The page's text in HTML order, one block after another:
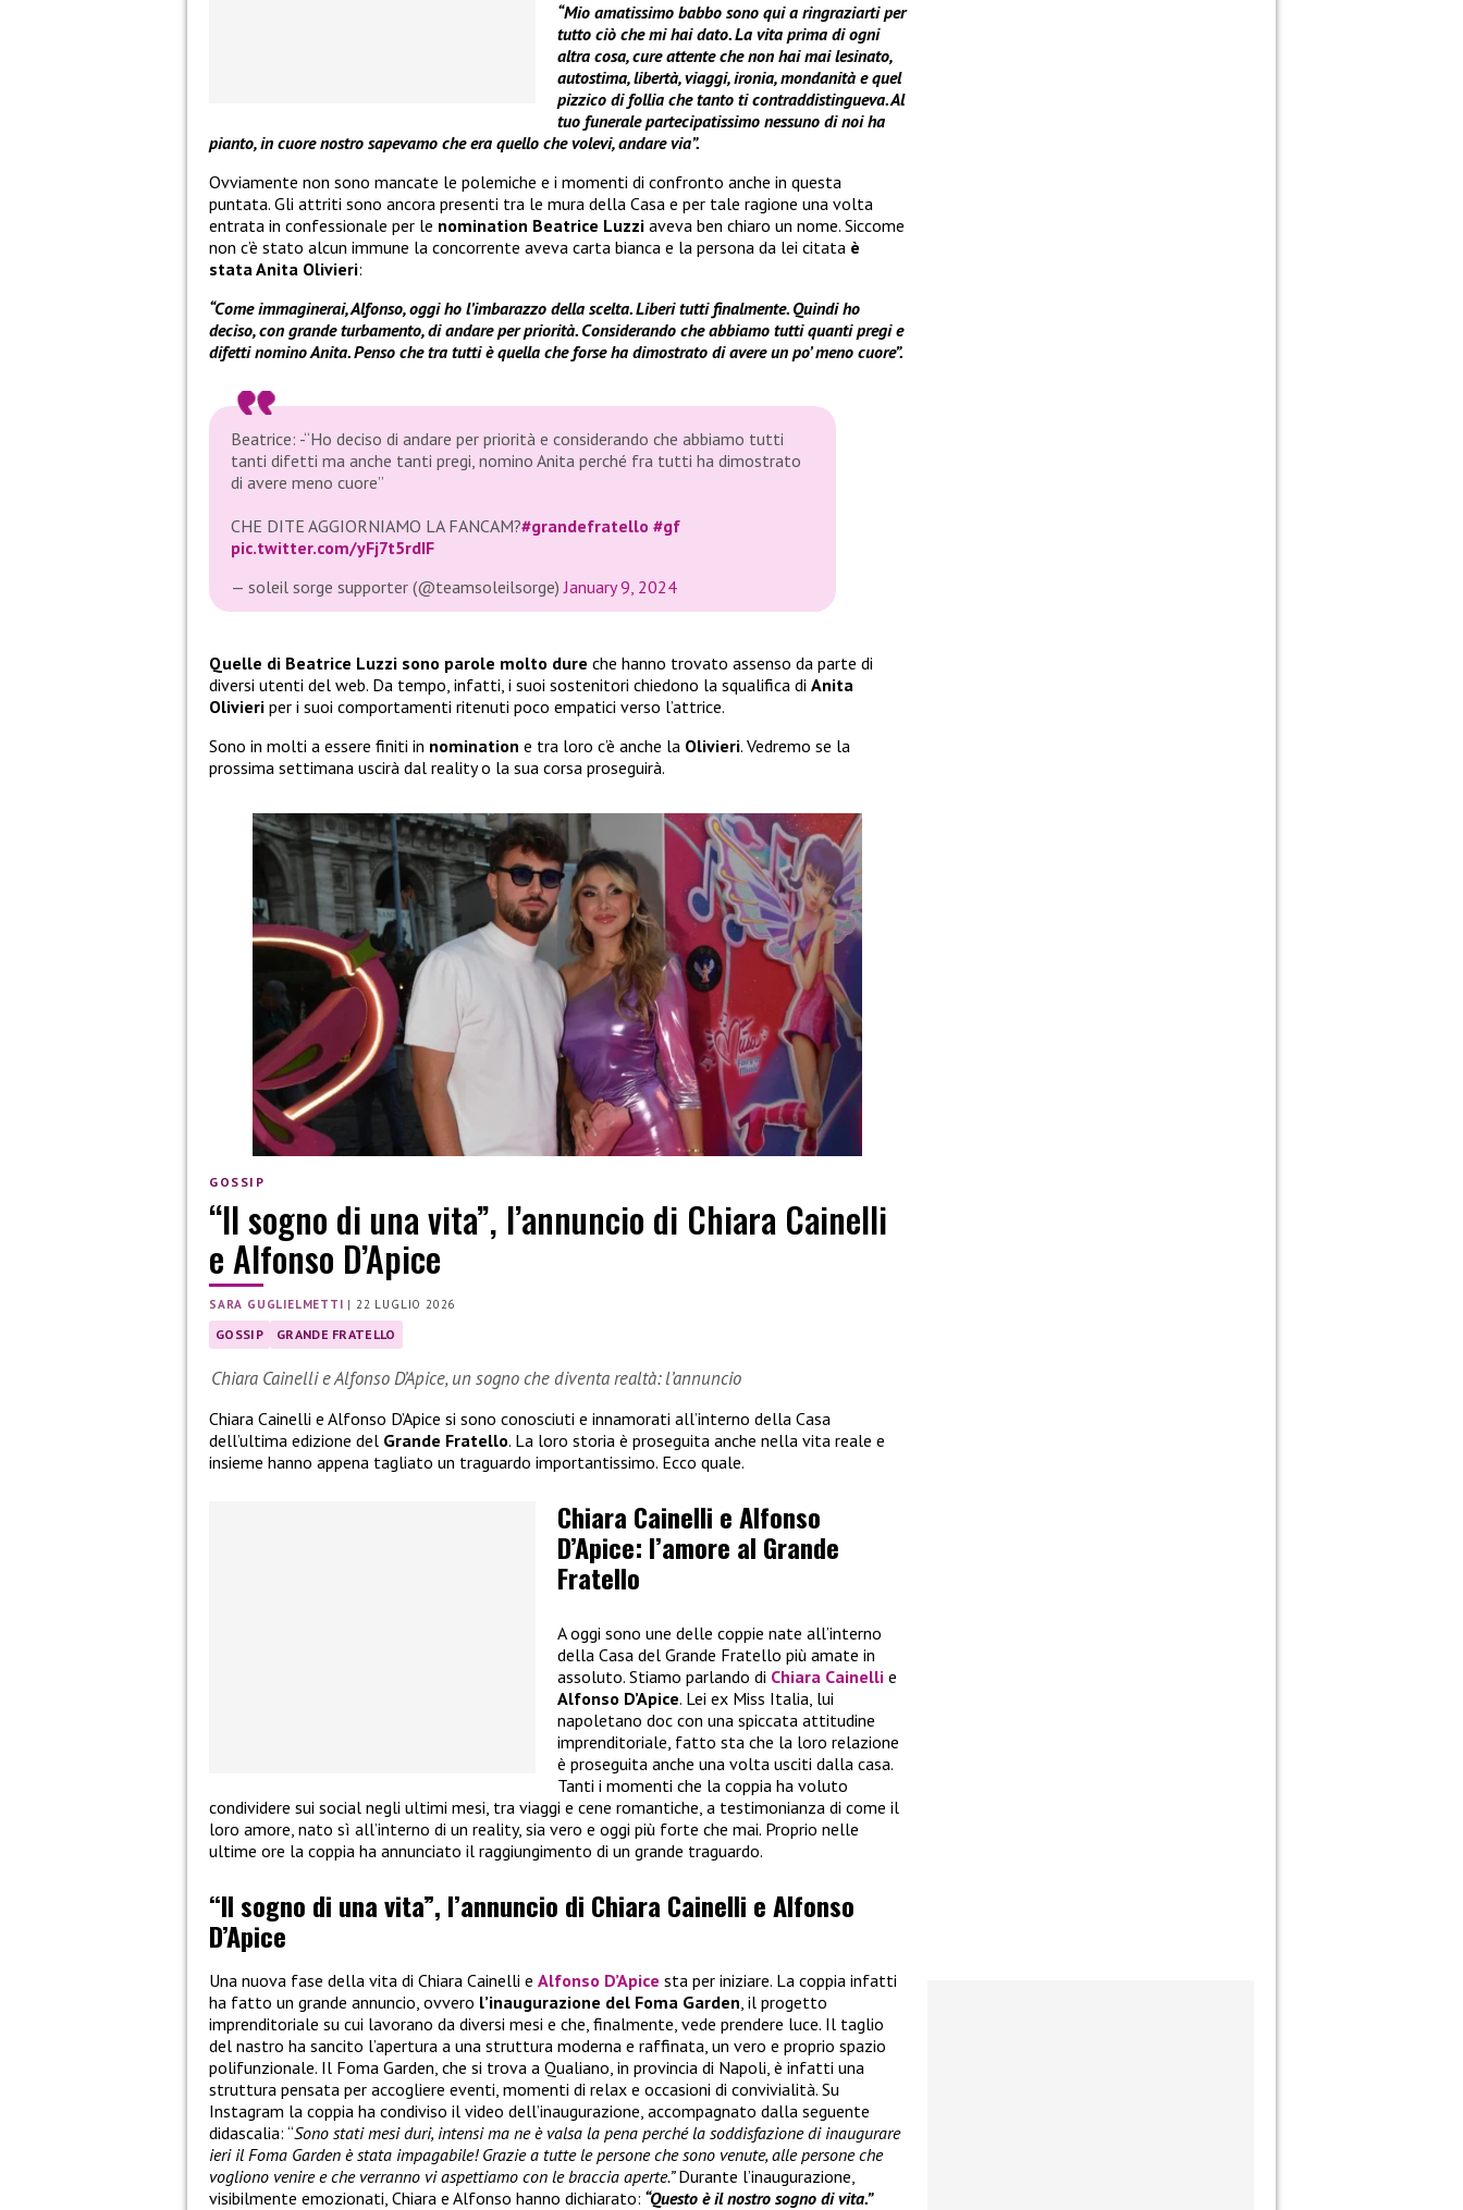
“Mio amatissimo babbo sono qui a ringraziarti per
tutto ciò che mi hai dato. La vita prima di ogni
altra cosa, cure attente che non hai mai lesinato,
autostima, libertà, viaggi, ironia, mondanità e quel
pizzico di follia che tanto ti contraddistingueva. Al
tuo funerale partecipatissimo nessuno di noi ha
pianto, in cuore nostro sapevamo che era quello che volevi, andare via”.
Ovviamente non sono mancate le polemiche e i momenti di confronto anche in questa
puntata. Gli attriti sono ancora presenti tra le mura della Casa e per tale ragione una volta
entrata in confessionale per le nomination Beatrice Luzzi aveva ben chiaro un nome. Siccome
non c’è stato alcun immune la concorrente aveva carta bianca e la persona da lei citata è
stata Anita Olivieri:
“Come immaginerai, Alfonso, oggi ho l’imbarazzo della scelta. Liberi tutti finalmente. Quindi ho
deciso, con grande turbamento, di andare per priorità. Considerando che abbiamo tutti quanti pregi e
difetti nomino Anita. Penso che tra tutti è quella che forse ha dimostrato di avere un po’ meno cuore”.
Beatrice: -“Ho deciso di andare per priorità e considerando che abbiamo tutti
tanti difetti ma anche tanti pregi, nomino Anita perché fra tutti ha dimostrato
di avere meno cuore”
CHE DITE AGGIORNIAMO LA FANCAM?#grandefratello #gf
pic.twitter.com/yFj7t5rdIF
— soleil sorge supporter (@teamsoleilsorge)January 9, 2024
Quelle di Beatrice Luzzi sono parole molto dure che hanno trovato assenso da parte di
diversi utenti del web. Da tempo, infatti, i suoi sostenitori chiedono la squalifica di Anita
Olivieri per i suoi comportamenti ritenuti poco empatici verso l’attrice.
Sono in molti a essere finiti in nomination e tra loro c’è anche la Olivieri. Vedremo se la
prossima settimana uscirà dal reality o la sua corsa proseguirà.
GOSSIP
“Il sogno di una vita”, l’annuncio di Chiara Cainelli
e Alfonso D’Apice
SARA GUGLIELMETTI |22 LUGLIO 2026
GOSSIP GRANDE FRATELLO
Chiara Cainelli e Alfonso D’Apice, un sogno che diventa realtà: l’annuncio
Chiara Cainelli e Alfonso D’Apice si sono conosciuti e innamorati all’interno della Casa
dell’ultima edizione del Grande Fratello. La loro storia è proseguita anche nella vita reale e
insieme hanno appena tagliato un traguardo importantissimo. Ecco quale.
Chiara Cainelli e Alfonso
D’Apice: l’amore al Grande
Fratello
A oggi sono une delle coppie nate all’interno
della Casa del Grande Fratello più amate in
assoluto. Stiamo parlando di Chiara Cainelli e
Alfonso D’Apice. Lei ex Miss Italia, lui
napoletano doc con una spiccata attitudine
imprenditoriale, fatto sta che la loro relazione
è proseguita anche una volta usciti dalla casa.
Tanti i momenti che la coppia ha voluto
condividere sui social negli ultimi mesi, tra viaggi e cene romantiche, a testimonianza di come il
loro amore, nato sì all’interno di un reality, sia vero e oggi più forte che mai. Proprio nelle
ultime ore la coppia ha annunciato il raggiungimento di un grande traguardo.
“Il sogno di una vita”, l’annuncio di Chiara Cainelli e Alfonso
D’Apice
Una nuova fase della vita di Chiara Cainelli e Alfonso D’Apice sta per iniziare. La coppia infatti
ha fatto un grande annuncio, ovvero l’inaugurazione del Foma Garden , il progetto
imprenditoriale su cui lavorano da diversi mesi e che, finalmente, vede prendere luce. Il taglio
del nastro ha sancito l’apertura a una struttura moderna e raffinata, un vero e proprio spazio
polifunzionale. Il Foma Garden, che si trova a Qualiano, in provincia di Napoli, è infatti una
struttura pensata per accogliere eventi, momenti di relax e occasioni di convivialità. Su
Instagram la coppia ha condiviso il video dell’inaugurazione, accompagnato dalla seguente
didascalia: “Sono stati mesi duri, intensi ma ne è valsa la pena perché la soddisfazione di inaugurare
ieri il Foma Garden è stata impagabile! Grazie a tutte le persone che sono venute, alle persone che
vogliono venire e che verranno vi aspettiamo con le braccia aperte.”Durante l’inaugurazione,
visibilmente emozionati, Chiara e Alfonso hanno dichiarato: “Questo è il nostro sogno di vita.”